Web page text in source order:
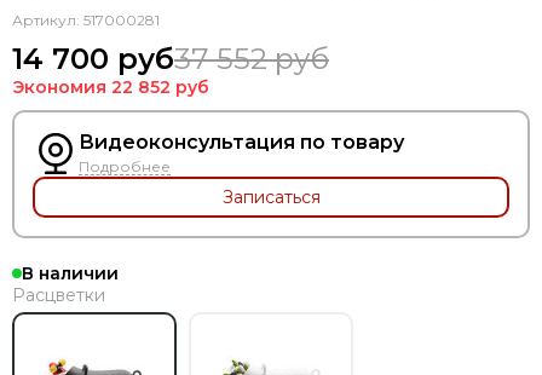
Артикул: 517000281
14 700 руб37 552 руб
Экономия 22 852 руб
Видеоконсультация по товару
Подробнее
Записаться
В наличии
Расцветки